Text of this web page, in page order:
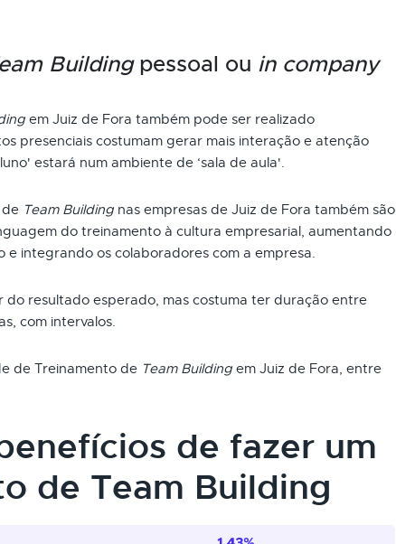
Buildingpessoal ou in company
em Juiz de Fora também pode ser realizado
presenciais costumam gerar mais interação e atenção
estará num ambiente de ‘sala de aula'.
Team Building nas empresas de Juiz de Fora também são
do treinamento à cultura empresarial, aumentando
e integrando os colaboradores com a empresa.
do resultado esperado, mas costuma ter duração entre
com intervalos.
de Treinamento de Team Building em Juiz de Fora, entre
de fazer um
de Team Building